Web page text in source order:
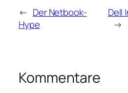
← Der Netbook-
Hype
Dell
→
Kommentare